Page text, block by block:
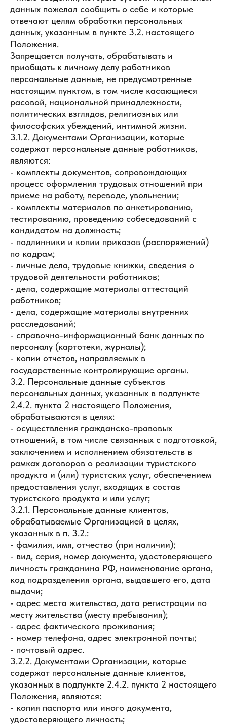
данных пожелал сообщить о себе и которые
отвечают целям обработки персональных
данных, указанным в пункте 3.2. настоящего
Положения.
Запрещается получать, обрабатывать и
приобщать к личному делу работников
персональные данные, не предусмотренные
настоящим пунктом, в том числе касающиеся
расовой, национальной принадлежности,
политических взглядов, религиозных или
философских убеждений, интимной жизни.
3.1.2. Документами Организации, которые
содержат персональные данные работников,
являются:
- комплекты документов, сопровождающих
процесс оформления трудовых отношений при
приеме на работу, переводе, увольнении;
- комплекты материалов по анкетированию,
тестированию, проведению собеседований с
кандидатом на должность;
- подлинники и копии приказов (распоряжений)
по кадрам;
- личные дела, трудовые книжки, сведения о
трудовой деятельности работников;
- дела, содержащие материалы аттестаций
работников;
- дела, содержащие материалы внутренних
расследований;
- справочно-информационный банк данных по
персоналу (картотеки, журналы);
- копии отчетов, направляемых в
государственные контролирующие органы.
3.2. Персональные данные субъектов
персональных данных, указанных в подпункте
2.4.2. пункта 2 настоящего Положения,
обрабатываются в целях:
- осуществления гражданско-правовых
отношений, в том числе связанных с подготовкой,
заключением и исполнением обязательств в
рамках договоров о реализации туристского
продукта и (или) туристских услуг, обеспечением
предоставления услуг, входящих в состав
туристского продукта и или услуг;
3.2.1. Персональные данные клиентов,
обрабатываемые Организацией в целях,
указанных в п. 3.2.:
- фамилия, имя, отчество (при наличии);
- вид, серия, номер документа, удостоверяющего
личность гражданина РФ, наименование органа,
код подразделения органа, выдавшего его, дата
выдачи;
- адрес места жительства, дата регистрации по
месту жительства (месту пребывания);
- адрес фактического проживания;
- номер телефона, адрес электронной почты;
- почтовый адрес.
3.2.2. Документами Организации, которые
содержат персональные данные клиентов,
указанных в подпункте 2.4.2. пункта 2 настоящего
Положения, являются:
- копия паспорта или иного документа,
удостоверяющего личность;